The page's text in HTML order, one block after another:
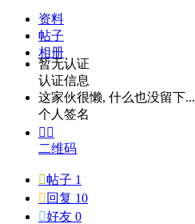
资料
帖子
相册
暂无认证
认证信息
这家伙很懒, 什么也没留下...
个人签名
 
二维码
帖子 1
 回复 10
好友 0